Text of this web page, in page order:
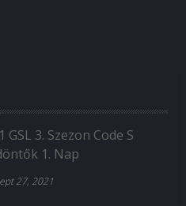
GSL 3. Szezon Code S
1. Nap
27, 2021